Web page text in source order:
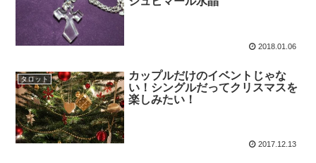
2018.01.06
タロット
カップルだけのイベントじゃな
い！シングルだってクリスマスを
楽しみたい！
2017.12.13